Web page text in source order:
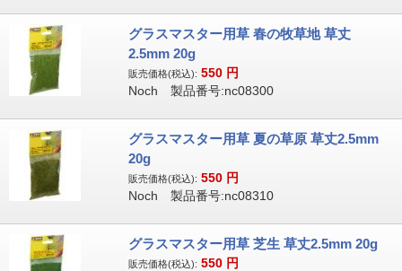
グラスマスター用草 春の牧草地 草丈
2.5mm 20g
販売価格(税込): 550 円
Noch 製品番号:nc08300
グラスマスター用草 夏の草原 草丈2.5mm
20g
販売価格(税込): 550 円
Noch 製品番号:nc08310
グラスマスター用草 芝生 草丈2.5mm 20g
販売価格(税込): 550 円